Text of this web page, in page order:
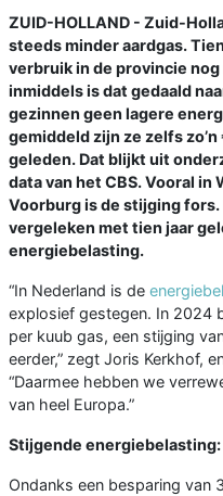
ZUID-HOLLAND - Zuid-
steeds minder aardgas.
verbruik in de provincie nog
inmiddels is dat gedaald
gezinnen geen lagere
gemiddeld zijn ze zelfs
geleden. Dat blijkt uit
data van het CBS. Vooral in
Voorburg is de stijging
vergeleken met tien jaar
energiebelasting.
“In Nederland is de
explosief gestegen. In 2024
per kuub gas, een stijging
eerder,” zegt Joris Kerkhof,
“Daarmee hebben we
van heel Europa.”
Stijgende
Ondanks een besparing van